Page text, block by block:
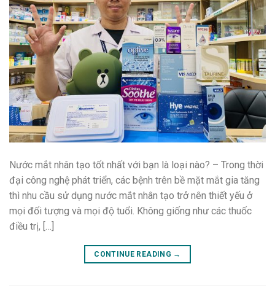
Nước mắt nhân tạo tốt nhất với bạn là loại nào? – Trong thời
đại công nghệ phát triển, các bệnh trên bề mặt mắt gia tăng
thì nhu cầu sử dụng nước mắt nhân tạo trở nên thiết yếu ở
mọi đối tượng và mọi độ tuổi. Không giống như các thuốc
điều trị, […]
CONTINUE READING →